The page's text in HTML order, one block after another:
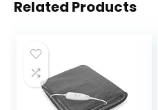
Related Products